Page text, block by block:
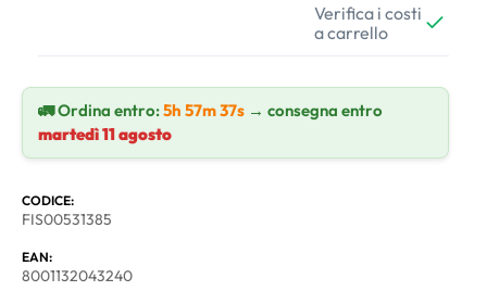
Verifica i costi
a carrello
🚛 Ordina entro:5h 57m 37s → consegna entro
martedì 11 agosto
CODICE:
FIS00531385
EAN:
8001132043240